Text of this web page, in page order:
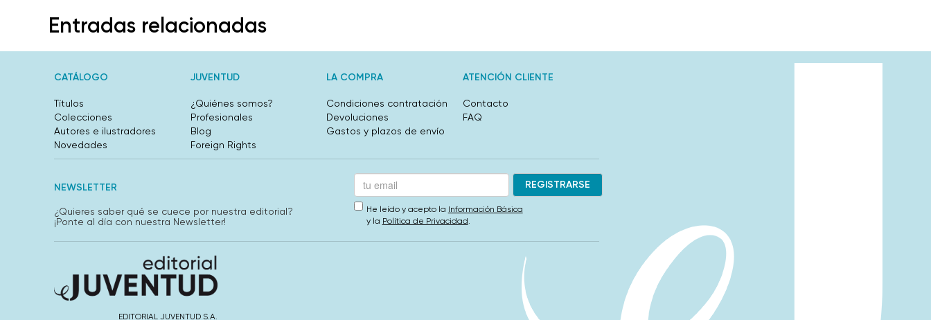
Entradas relacionadas
CATÁLOGO
Títulos
Colecciones
Autores e ilustradores
Novedades
JUVENTUD
¿Quiénes somos?
Profesionales
Blog
Foreign Rights
LA COMPRA
Condiciones contratación
Devoluciones
Gastos y plazos de envío
ATENCIÓN CLIENTE
Contacto
FAQ
NEWSLETTER
¿Quieres saber qué se cuece por nuestra editorial?
¡Ponte al día con nuestra Newsletter!
He leído y acepto la Información Básica
y la Política de Privacidad.
EDITORIAL JUVENTUD S.A.